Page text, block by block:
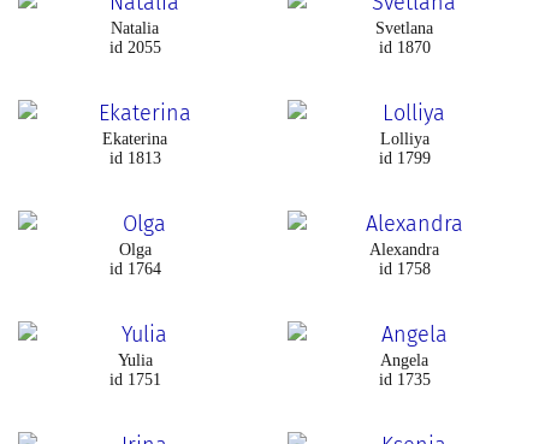
Natalia
id 2055
Svetlana
id 1870
Ekaterina
id 1813
Lolliya
id 1799
Olga
id 1764
Alexandra
id 1758
Yulia
id 1751
Angela
id 1735